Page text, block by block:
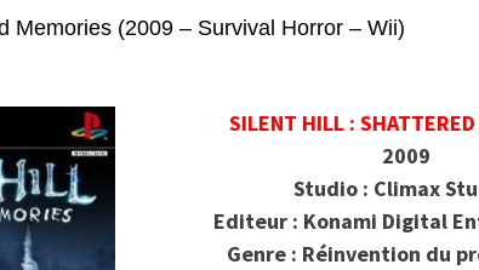
Memories (2009 – Survival Horror – Wii)
SILENT HILL :
2009
Studio : Climax
Editeur : Konami Digital
Genre : Réinvention du